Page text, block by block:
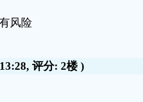
风险
评分: 2楼)